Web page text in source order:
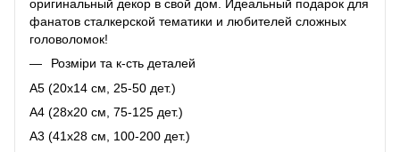
оригинальный декор в свой дом. Идеальный подарок для
фанатов сталкерской тематики и любителей сложных
головоломок!
Розміри та к-сть деталей
A5 (20х14 см, 25-50 дет.)
A4 (28x20 см, 75-125 дет.)
A3 (41х28 см, 100-200 дет.)